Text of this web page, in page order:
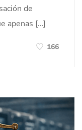
de
apenas […]
166